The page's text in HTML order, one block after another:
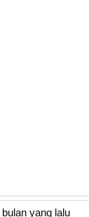
bulan yang lalu